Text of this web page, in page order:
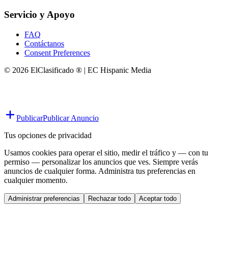
Servicio y Apoyo
FAQ
Contáctanos
Consent Preferences
© 2026 ElClasificado ® | EC Hispanic Media
PublicarPublicar Anuncio
Tus opciones de privacidad
Usamos cookies para operar el sitio, medir el tráfico y — con tu
permiso — personalizar los anuncios que ves. Siempre verás
anuncios de cualquier forma. Administra tus preferencias en
cualquier momento.
Administrar preferencias Rechazar todo Aceptar todo